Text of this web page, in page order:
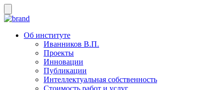
Об институте
Иванников В.П.
Проекты
Инновации
Публикации
Интеллектуальная собственность
Стоимость работ и услуг